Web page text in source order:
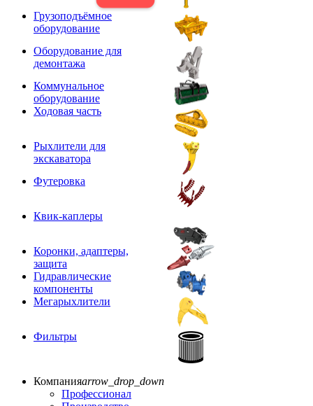
Грузоподъёмное
оборудование
Оборудование для
демонтажа
Коммунальное
оборудование
Ходовая часть
Рыхлители для
экскаватора
Футеровка
Квик-каплеры
Коронки, адаптеры,
защита
Гидравлические
компоненты
Мегарыхлители
Фильтры
Компанияarrow_drop_down
Профессионал